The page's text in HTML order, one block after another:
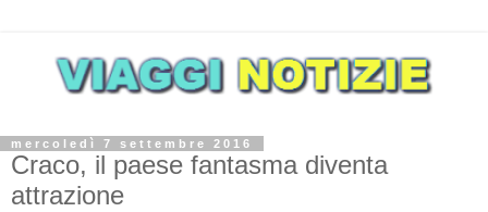
mercoledì 7 settembre 2016
Craco, il paese fantasma diventa
attrazione